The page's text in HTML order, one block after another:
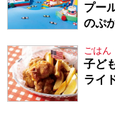
プー
のぷ
ごはん
子ど
ライ